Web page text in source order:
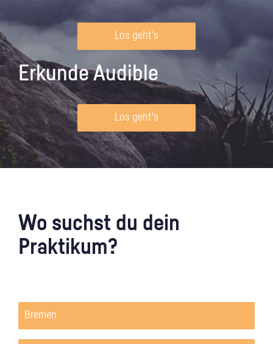
Los geht's
Erkunde Audible
Los geht's
Wo suchst du dein
Praktikum?